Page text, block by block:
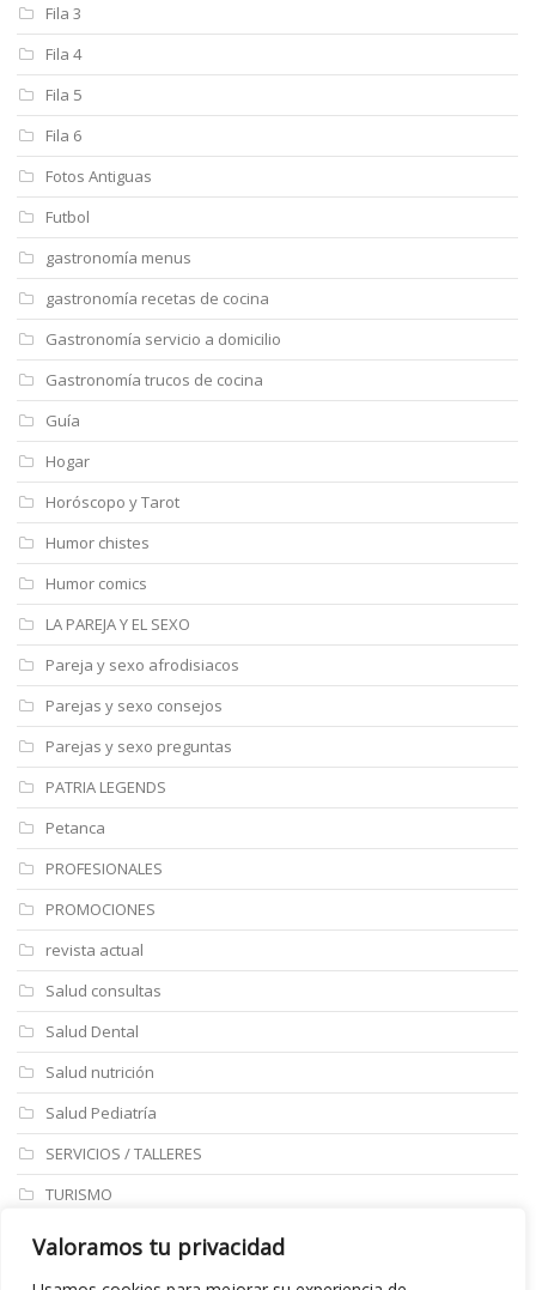
Valoramos tu privacidad
Fila 3
Fila 4
Fila 5
Fila 6
Fotos Antiguas
Futbol
gastronomía menus
gastronomía recetas de cocina
Gastronomía servicio a domicilio
Gastronomía trucos de cocina
Guía
Hogar
Horóscopo y Tarot
Humor chistes
Humor comics
LA PAREJA Y EL SEXO
Pareja y sexo afrodisiacos
Parejas y sexo consejos
Parejas y sexo preguntas
PATRIA LEGENDS
Petanca
PROFESIONALES
PROMOCIONES
revista actual
Salud consultas
Salud Dental
Salud nutrición
Salud Pediatría
SERVICIOS / TALLERES
TURISMO
ULTIMAS NOTICIAS